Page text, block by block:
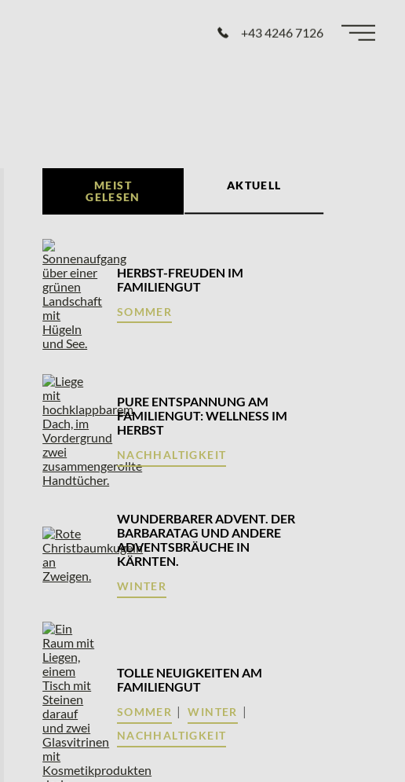
+43 4246 7126
MEIST
GELESEN
AKTUELL
HERBST-FREUDEN IM
FAMILIENGUT
SOMMER
PURE ENTSPANNUNG AM
FAMILIENGUT: WELLNESS IM
HERBST
NACHHALTIGKEIT
WUNDERBARER ADVENT. DER
BARBARATAG UND ANDERE
ADVENTSBRÄUCHE IN
KÄRNTEN.
WINTER
TOLLE NEUIGKEITEN AM
FAMILIENGUT
SOMMER | WINTER |
NACHHALTIGKEIT